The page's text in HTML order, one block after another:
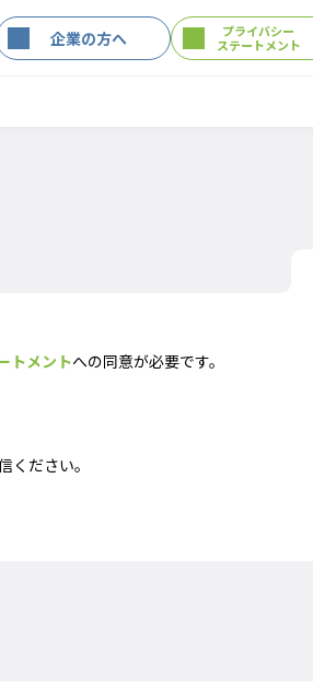
企業の方へ
プライバシー
ステートメント
トメントへの同意が必要です。
ださい。